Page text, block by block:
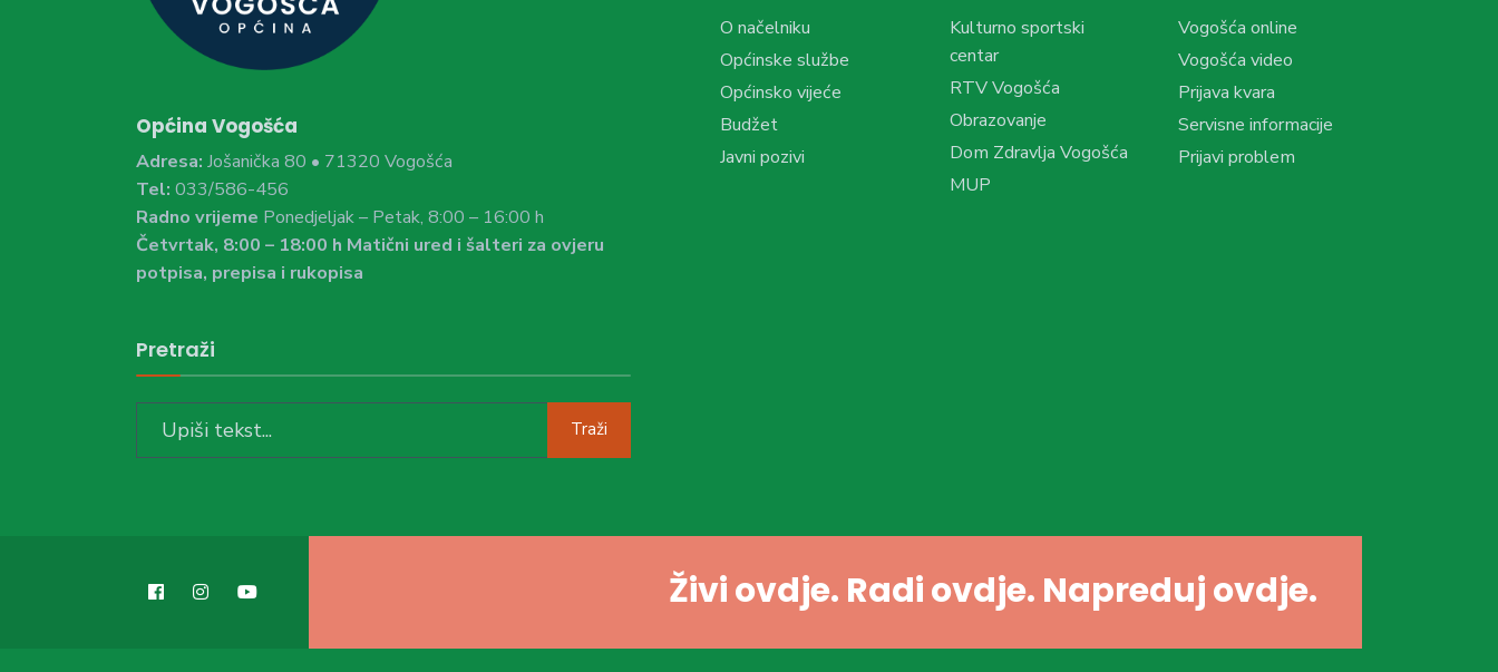
Općina Vogošća
Adresa: Jošanička 80 • 71320 Vogošća
Tel: 033/586-456
Radno vrijeme Ponedjeljak – Petak, 8:00 – 16:00 h
Četvrtak, 8:00 – 18:00 h Matični ured i šalteri za ovjeru
potpisa, prepisa i rukopisa
Pretraži
Traži
O načelniku
Općinske službe
Općinsko vijeće
Budžet
Javni pozivi
Kulturno sportski
centar
RTV Vogošća
Obrazovanje
Dom Zdravlja Vogošća
MUP
Vogošća online
Vogošća video
Prijava kvara
Servisne informacije
Prijavi problem
Živi ovdje. Radi ovdje. Napreduj ovdje.